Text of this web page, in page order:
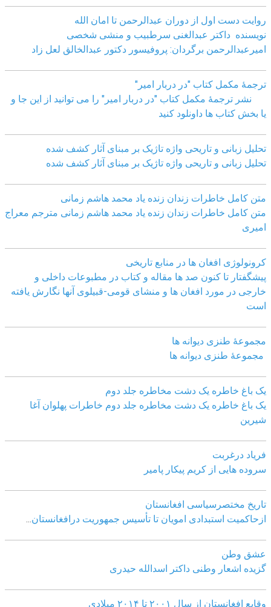
روایت دست اول از دوران عبدالرحمن تا امان الله
نویسنده داکتر عبدالغنی سرطبیب و منشی شخصی
امیرعبدالرحمن برگردان: پروفیسور دکتور عبدالخالق لعل زاد
ترجمۀ مکمل کتاب "در دربار امیر"
نشر ترجمۀ مکمل کتاب "در دربار امیر" را می توانید از این جا و
یا بخش کتاب ها داونلود کنید
تحلیل زبانی و تاریحی واژه تاژیک بر مبنای آثار کشف شده
تحلیل زبانی و تاریحی واژه تاژیک بر مبنای آثار کشف شده
متن کامل خاطرات زندان زنده یاد محمد هاشم زمانی
متن کامل خاطرات زندان زنده یاد محمد هاشم زمانی مترجم معراج
امیری
کرونولوژی افغان ھا در منابع تاریخی
پیشگفتار تا کنون صد ھا مقاله و کتاب در مطبوعات داخلی و
خارجی در مورد افغان ھا و منشای قومی-قبیلوی آنھا نگارش یافته
است
مجموعهٔ طنزی دیوانه ها
مجموعهٔ طنزی دیوانه ها
یک باغ خاطره یک دشت مخاطره جلد دوم
یک باغ خاطره یک دشت مخاطره جلد دوم خاطرات پهلوان آغا
شیرین
فریاد درغربت
سروده هایی از کریم پیکار پامیر
تاریخ مختصرسیاسی افغانستان
ازحاکمیت استبدادی امویان تا تأسیس جمهوریت درافغانستان
عشق وطن
گزیده اشعار وطنی داکتر اسدالله حیدری
وقایع افغانستان از سال ۲۰۰۱ تا ۲۰۱۴ میلادی